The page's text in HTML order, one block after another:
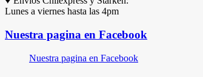
Lunes a viernes hasta las 4pm
Nuestra pagina en Facebook
Nuestra pagina en Facebook